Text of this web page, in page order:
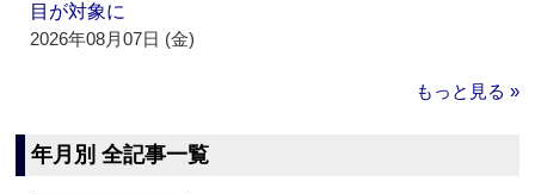
目が対象に
2026年08月07日 (金)
もっと見る »
年月別 全記事一覧